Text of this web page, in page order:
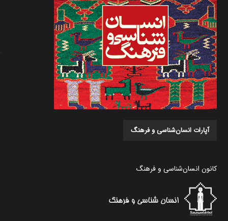
آپارات انسان‌شناسی و فرهنگ
کانون انسان‌شناسی و فرهنگ